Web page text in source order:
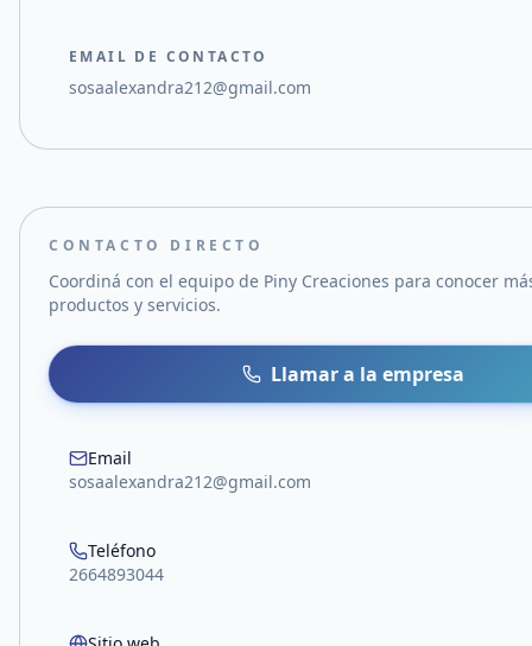
EMAIL DE CONTACTO
sosaalexandra212@gmail.com
CONTACTO DIRECTO
Coordiná con el equipo de Piny Creaciones para conocer
productos y servicios.
Llamar a la empresa
Email
sosaalexandra212@gmail.com
Teléfono
2664893044